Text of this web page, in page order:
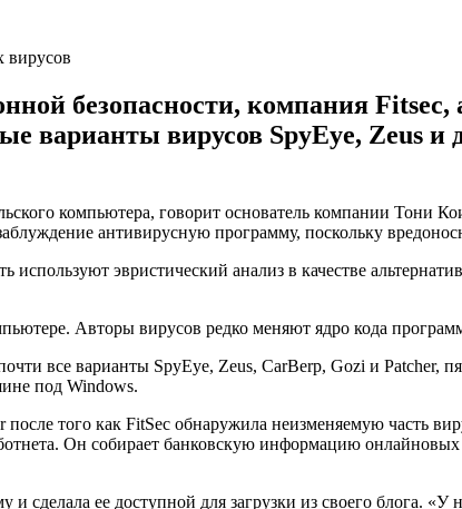
безопасности, компания
варианты вирусов SpyEye, Zeus
компьютера, говорит основатель компании Тони
антивирусную программу, поскольку
используют эвристический анализ в качестве
Авторы вирусов редко меняют ядро кода
все варианты SpyEye, Zeus, CarBerp, Gozi и
под Windows.
того как FitSec обнаружила неизменяемую часть
Он собирает банковскую информацию
и сделала ее доступной для загрузки из своего блога.